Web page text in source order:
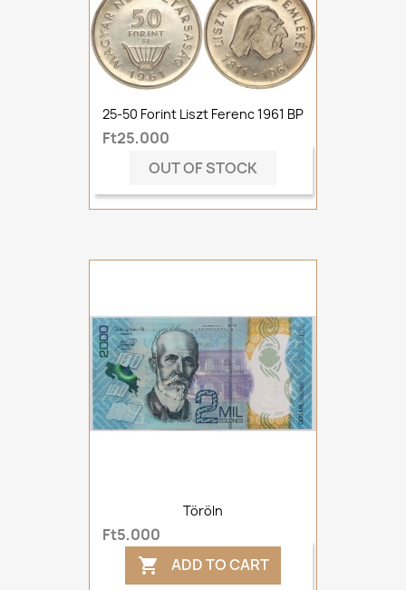
25-50 Forint Liszt Ferenc 1961 BP
Ft25,000
OUT OF STOCK
Töröln
Ft5,000
 ADD TO CART